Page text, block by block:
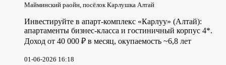
Майминский раойн, посёлок Карлушка Алтай
Инвестируйте в апарт-комплекс «Карлуу» (Алтай):
апартаменты бизнес-класса и гостиничный корпус 4*.
Доход от 40 000 ₽ в месяц, окупаемость ~6,8 лет
01-06-2026 16:18